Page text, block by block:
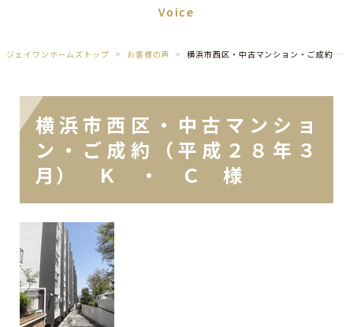
Voice
ジェイワンホームズトップ お客様の声 横浜市西区・中古マンション・ご成約（平成２８年３月） Ｋ ・ Ｃ 様
横浜市西区・中古マンショ
ン・ご成約（平成２８年３
月） Ｋ ・ Ｃ 様